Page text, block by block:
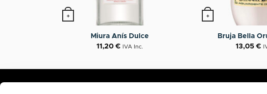
+
Miura Anís Dulce
11,20€ IVA Inc.
+
Bruja Bella
13,05€